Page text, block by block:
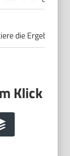
die
Buffer